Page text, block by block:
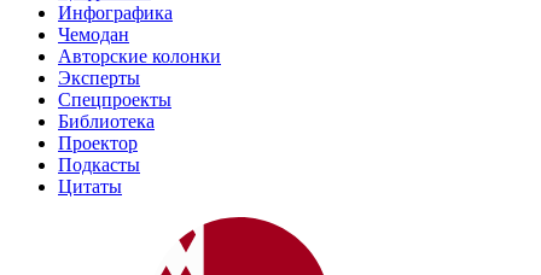
Инфографика
Чемодан
Авторские колонки
Эксперты
Спецпроекты
Библиотека
Проектор
Подкасты
Цитаты